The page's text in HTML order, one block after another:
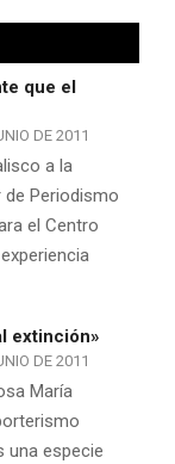
que el
DE 2011
a la
Periodismo
el Centro
extinción»
DE 2011
María
una especie